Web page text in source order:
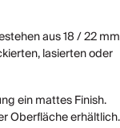
aus 18 / 22 mm
lasierten oder
ein mattes Finish.
Oberfläche erhältlich.